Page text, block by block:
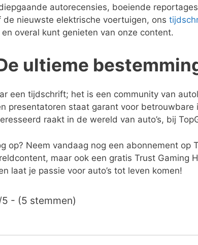
autorecensies, boeiende
de nieuwste elektrische voertuigen, ons
en overal kunt genieten van onze content.
ultieme
een tijdschrift; het is een community van
presentatoren staat garant voor
raakt in de wereld van auto’s, bij
op? Neem vandaag nog een abonnement
maar ook een gratis Trust
laat je passie voor auto’s tot leven komen!
- (5 stemmen)